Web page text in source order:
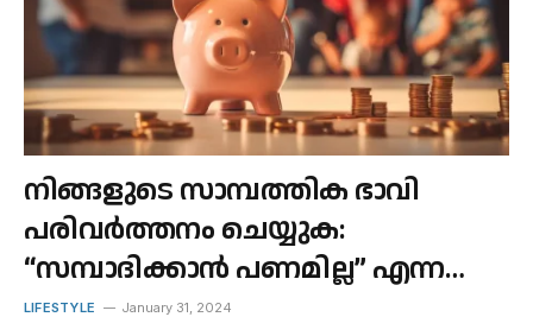
നിങ്ങളുടെ സാമ്പത്തിക ഭാവി
പരിവർത്തനം ചെയ്യുക:
“സമ്പാദിക്കാൻ പണമില്ല” എന്ന
ആശയക്കുഴപ്പത്തിൽ നിന്ന്
LIFESTYLE January 31, 2024